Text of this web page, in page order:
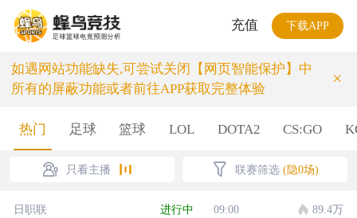
充值 下载APP
如遇网站功能缺失,可尝试关闭【网页智能保护】中
所有的屏蔽功能或者前往APP获取完整体验
×
热门 足球 篮球 LOL DOTA2 CS:GO
只看主播 联赛筛选 (隐0场)
日职联 进行中 09:00 89.4万